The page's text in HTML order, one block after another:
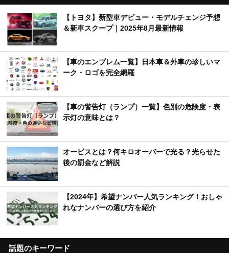
【トヨタ】新型車デビュー・モデルチェンジ予想
＆新車スクープ｜2025年8月最新情報
【車のエンブレム一覧】日本車＆外車の珍しいマ
ーク・ロゴを完全網羅
【車の警告灯（ランプ）一覧】色別の危険度・表
示灯の意味とは？
オービスとは？何キロオーバーで光る？光らせた
後の罰金など解説
【2024年】希望ナンバー人気ランキング！おしゃ
れなナンバーの選び方を紹介
話題のキーワード